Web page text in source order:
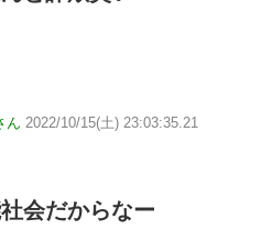
ん 2022/10/15(土) 23:03:35.21
会だからなー